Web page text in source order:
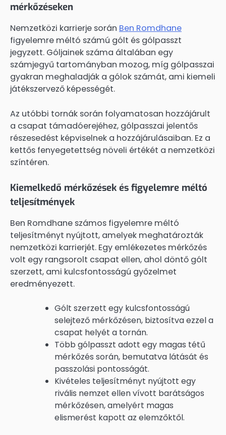
mérkőzéseken
Nemzetközi karrierje során Ben Romdhane
figyelemre méltó számú gólt és gólpasszt
jegyzett. Góljainek száma általában egy
számjegyű tartományban mozog, míg gólpasszai
gyakran meghaladják a gólok számát, ami kiemeli
játékszervező képességét.
Az utóbbi tornák során folyamatosan hozzájárult
a csapat támadóerejéhez, gólpasszai jelentős
részesedést képviselnek a hozzájárulásaiban. Ez a
kettős fenyegetettség növeli értékét a nemzetközi
színtéren.
Kiemelkedő mérkőzések és figyelemre méltó
teljesítmények
Ben Romdhane számos figyelemre méltó
teljesítményt nyújtott, amelyek meghatározták
nemzetközi karrierjét. Egy emlékezetes mérkőzés
volt egy rangsorolt csapat ellen, ahol döntő gólt
szerzett, ami kulcsfontosságú győzelmet
eredményezett.
Gólt szerzett egy kulcsfontosságú
selejtező mérkőzésen, biztosítva ezzel a
csapat helyét a tornán.
Több gólpasszt adott egy magas tétű
mérkőzés során, bemutatva látását és
passzolási pontosságát.
Kivételes teljesítményt nyújtott egy
rivális nemzet ellen vívott barátságos
mérkőzésen, amelyért magas
elismerést kapott az elemzőktől.